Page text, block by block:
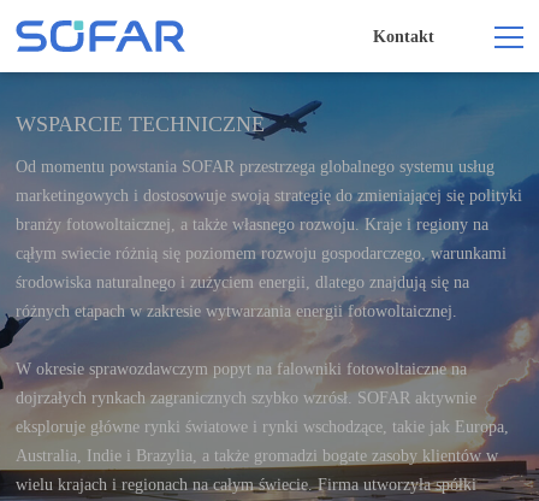
Kontakt
WSPARCIE TECHNICZNE
Od momentu powstania SOFAR przestrzega globalnego systemu usług
marketingowych i dostosowuje swoją strategię do zmieniającej się polityki
branży fotowoltaicznej, a także własnego rozwoju. Kraje i regiony na
cąłym swiecie różnią się poziomem rozwoju gospodarczego, warunkami
środowiska naturalnego i zużyciem energii, dlatego znajdują się na
różnych etapach w zakresie wytwarzania energii fotowoltaicznej.
W okresie sprawozdawczym popyt na falowniki fotowoltaiczne na
dojrzałych rynkach zagranicznych szybko wzrósł. SOFAR aktywnie
eksploruje główne rynki światowe i rynki wschodzące, takie jak Europa,
Australia, Indie i Brazylia, a także gromadzi bogate zasoby klientów w
wielu krajach i regionach na całym świecie. Firma utworzyła spółki